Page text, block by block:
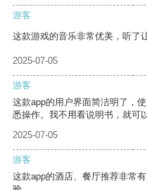
游客
这款游戏的音乐非常优美，听了
2025-07-05
游客
这款app的用户界面简洁明了，
悉操作。我不用看说明书，就可
2025-07-05
游客
这款app的酒店、餐厅推荐非常